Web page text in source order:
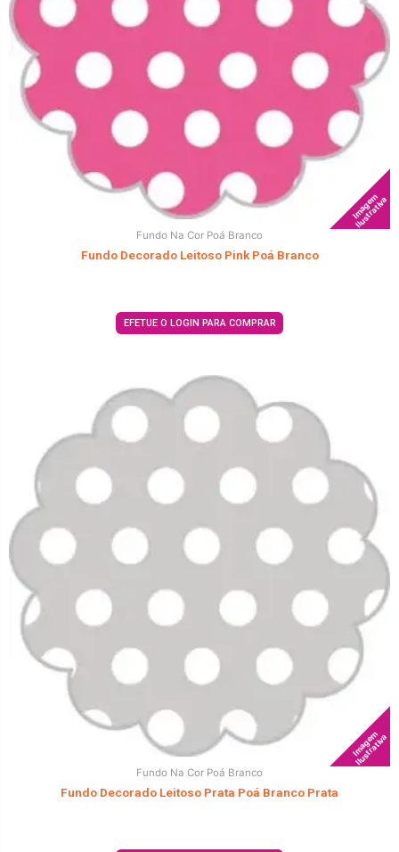
Imagem
Ilustrativa
Fundo Na Cor Poá Branco
Fundo Decorado Leitoso Pink Poá Branco
EFETUE O LOGIN PARA COMPRAR
Imagem
Ilustrativa
Fundo Na Cor Poá Branco
Fundo Decorado Leitoso Prata Poá Branco Prata